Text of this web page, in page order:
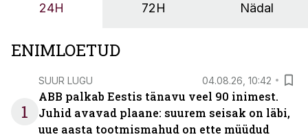
OÜ tegevjuht Sander Mitendorf.
24H 72H Nädal
ENIMLOETUD
1
SUUR LUGU 04.08.26, 10:42
ABB palkab Eestis tänavu veel 90 inimest.
Juhid avavad plaane: suurem seisak on läbi,
uue aasta tootmismahud on ette müüdud